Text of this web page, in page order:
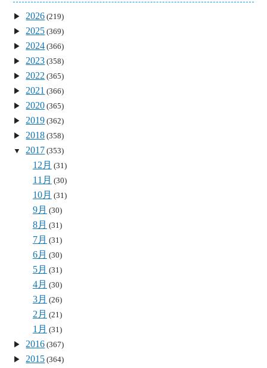
2026 (219)
2025 (369)
2024 (366)
2023 (358)
2022 (365)
2021 (366)
2020 (365)
2019 (362)
2018 (358)
2017 (353)
12月 (31)
11月 (30)
10月 (31)
9月 (30)
8月 (31)
7月 (31)
6月 (30)
5月 (31)
4月 (30)
3月 (26)
2月 (21)
1月 (31)
2016 (367)
2015 (364)